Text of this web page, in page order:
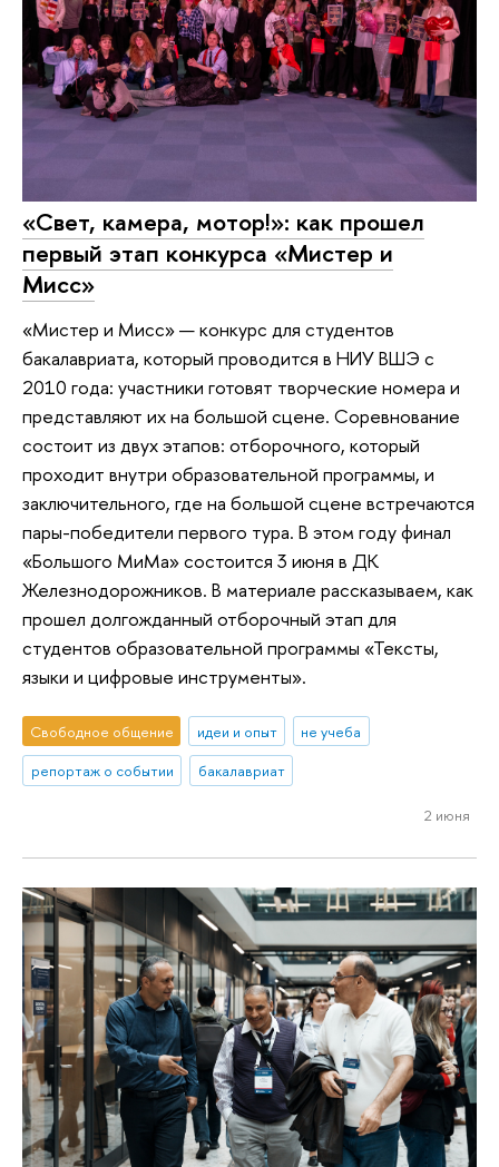
«Свет, камера, мотор!»: как прошел
первый этап конкурса «Мистер и
Мисс»
«Мистер и Мисс» — конкурс для студентов
бакалавриата, который проводится в НИУ ВШЭ с
2010 года: участники готовят творческие номера и
представляют их на большой сцене. Соревнование
состоит из двух этапов: отборочного, который
проходит внутри образовательной программы, и
заключительного, где на большой сцене встречаются
пары-победители первого тура. В этом году финал
«Большого МиМа» состоится 3 июня в ДК
Железнодорожников. В материале рассказываем, как
прошел долгожданный отборочный этап для
студентов образовательной программы «Тексты,
языки и цифровые инструменты».
Свободное общение идеи и опыт
не учеба
репортаж о событии
бакалавриат
2 июня